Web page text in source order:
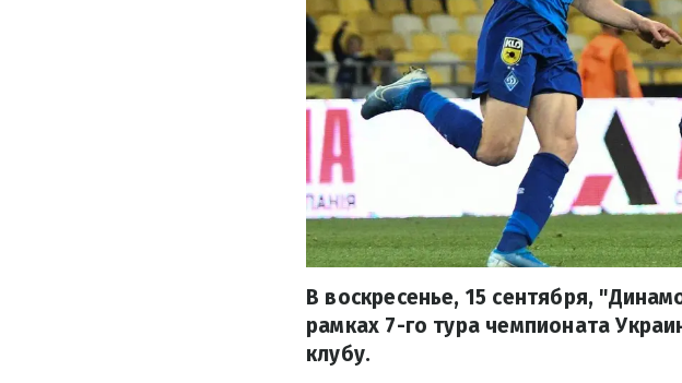
В воскресенье, 15 сентября,
рамках 7-го тура чемпионата
клубу.